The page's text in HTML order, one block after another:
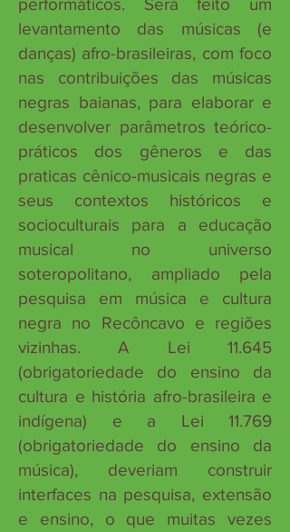
performáticos. Será feito um
levantamento das músicas (e
danças) afro-brasileiras, com foco
nas contribuições das músicas
negras baianas, para elaborar e
desenvolver parâmetros teórico-
práticos dos gêneros e das
praticas cênico-musicais negras e
seus contextos históricos e
socioculturais para a educação
musical no universo
soteropolitano, ampliado pela
pesquisa em música e cultura
negra no Recôncavo e regiões
vizinhas. A Lei 11.645
(obrigatoriedade do ensino da
cultura e história afro-brasileira e
indígena) e a Lei 11.769
(obrigatoriedade do ensino da
música), deveriam construir
interfaces na pesquisa, extensão
e ensino, o que muitas vezes